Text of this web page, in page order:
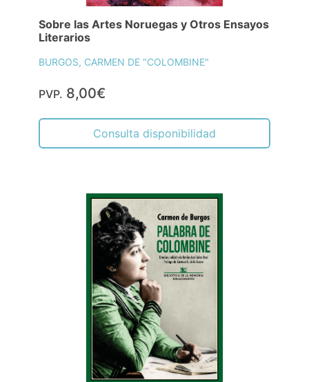
Sobre las Artes Noruegas y Otros Ensayos
Literarios
BURGOS, CARMEN DE "COLOMBINE"
PVP. 8,00€
Consulta disponibilidad